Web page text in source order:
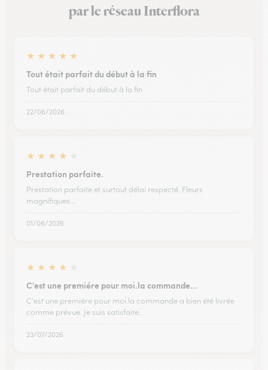
par le réseau Interflora
★ ★ ★ ★ ★
Tout était parfait du début à la fin
Tout était parfait du début à la fin
22/06/2026
★ ★ ★ ★
Prestation parfaite.
Prestation parfaite et surtout délai respecté. Fleurs
magnifiques...
01/06/2026
★ ★ ★ ★
C'est une premiére pour moi.la commande…
C'est une premiére pour moi.la commande a bien été livrée
comme prévue. Je suis satisfaite.
23/07/2026